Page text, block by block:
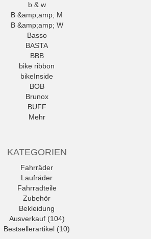
b & w
B &amp;amp; M
B &amp;amp; W
Basso
BASTA
BBB
bike ribbon
bikeInside
BOB
Brunox
BUFF
Mehr
KATEGORIEN
Fahrräder
Laufräder
Fahrradteile
Zubehör
Bekleidung
Ausverkauf (104)
Bestsellerartikel (10)